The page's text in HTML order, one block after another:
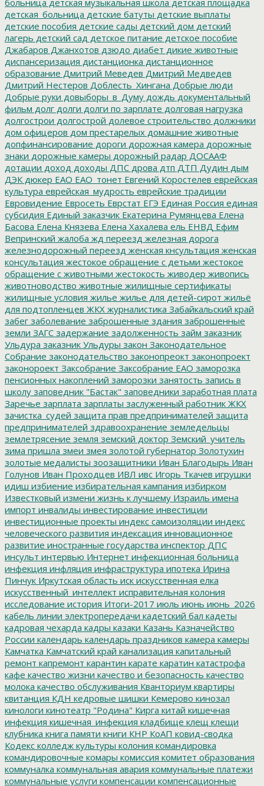
детская_больница детские батуты детские выплаты
детские пособия детские сады детский дом детский
лагерь детский сад детское питание детское пособие
Джабаров Джанхотов дзюдо диабет дикие животные
диспансеризация дистанционка дистанционное
образование Дмитрий Меведев Дмитрий Медведев
Дмитрий Нестеров Доблесть_Хингана Добрые люди
Добрые руки довыборы_в_Думу дождь документальный
фильм долг долги долги по зарплате долговая нагрузка
долгострои долгострой долевое строительство должники
дом офицеров дом престарелых домашние животные
допфинансирование дороги дорожная камера дорожные
знаки дорожные камеры дорожный радар ДОСААФ
дотации доход доходы ДПС дрова дтп ДТП Дудин дым
ДЭК дюкер ЕАО ЕАО_тонет Евгений Коростелев еврейская
культура еврейская_мудрость еврейские традиции
Евровидение Евросеть Еврстат ЕГЭ Единая Россия единая
субсидия Единый заказчик Екатерина Румянцева Елена
Басова Елена Князева Елена Хахалева ель ЕНВД Ефим
Вепринский жалоба жд переезд железная дорога
железнодорожный переезд женская кнсультация женская
консультация жестокое обращение с детьми жестокое
обращение с животными жестокость живодер живопись
животноводство животные жилищные сертификаты
жилищные условия жилье жилье для детей-сирот жильё
для подтопленцев ЖКХ журналистика Забайкальский край
забег заболевание заброшенные здания заброшенные
земли ЗАГС задержание задолженность займ заказник
Ульдура заказник Ульдуры закон Законодательное
Собрание законодательство законопреокт законопроект
законороект Заксобрание Заксобрание ЕАО заморозка
пенсионных накоплений заморозки занятость запись в
школу заповедник "Бастак" заповедники заработная плата
Заречье зарплата зарплаты заслуженный работник ЖКХ
зачистка_судей защита прав предпринимателей защита
предпринимателей здравоохранение земледельцы
землетрясение земля земский доктор Земский_учитель
зима пришла змеи змея золотой губернатор Золотухин
золотые медалисты зоозащитники Иван Благодырь Иван
Голунов Иван Проходцев ИВЛ ивс Игорь Ткачев игрушки
идиш избиение избирательная кампания избирком
Известковый измени жизнь к лучшему Израиль имена
импорт инвалиды инвестирование инвестиции
инвестиционные проекты индекс самоизоляции индекс
человеческого развития индексация инновационное
развитие иностранные государства инспектор ДПС
инсульт интервью Интернет инфекционная больница
инфекция инфляция инфраструктура ипотека Ирина
Пинчук Иркутская область иск искусственная елка
искусственный_интеллект исправительная колония
исследование история Итоги-2017 июль июнь июнь_2026
кабель линии электропередачи кадетский бал кадеты
кадровая чехарда кадры казаки Казань Казначейство
России календарь календарь праздников камера камеры
Камчатка Камчатский край канализация капитальный
ремонт капремонт карантин карате каратин катастрофа
кафе качество жизни качество и безопасность качество
молока качество обслуживания Кванториум квартиры
квитанция КДН кедровые шишки Кемерово кинозал
кинологи кинотеатр "Родина" Кирга китай кишечная
инфекция кишечная_инфекция кладбище клещ клещи
клубника книга памяти книги КНР КоАП ковид-сводка
Кодекс колледж культуры колония командировка
командировочные комары комиссия комитет образования
коммуналка коммунальная авария коммунальные платежи
коммунальные услуги компенсации компенсационные